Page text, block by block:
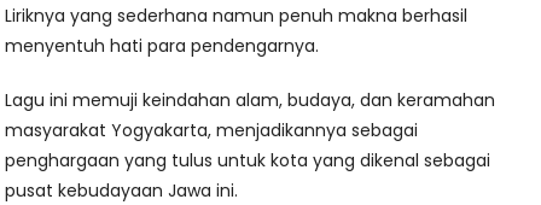
Liriknya yang sederhana namun penuh makna berhasil
menyentuh hati para pendengarnya.
Lagu ini memuji keindahan alam, budaya, dan keramahan
masyarakat Yogyakarta, menjadikannya sebagai
penghargaan yang tulus untuk kota yang dikenal sebagai
pusat kebudayaan Jawa ini.